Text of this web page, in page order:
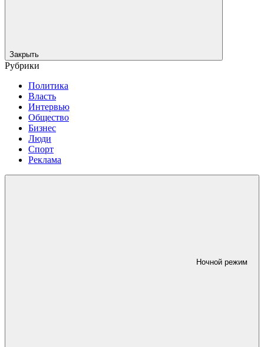
Закрыть
Рубрики
Политика
Власть
Интервью
Общество
Бизнес
Люди
Спорт
Реклама
Ночной режим